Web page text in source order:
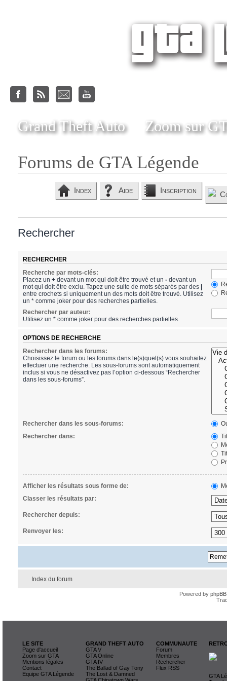
Grand Theft Auto Zoom sur
Forums de GTA Légende
Index Aide Inscription
Rechercher
RECHERCHER
Recherche par mots-clés:
Placez un +devant un mot qui doit être trouvé et un -devant un
mot qui doit être exclu. Tapez une suite de mots séparés par des
entre crochets si uniquement un des mots doit être trouvé. Utilisez
un * comme joker pour des recherches partielles.
Rechercher par auteur:
Utilisez un * comme joker pour des recherches partielles.
OPTIONS DE RECHERCHE
Rechercher dans les forums:
Choisissez le forum ou les forums dans le(s)quel(s) vous souhaitez
effectuer une recherche. Les sous-forums sont automatiquement
inclus si vous ne désactivez pas l’option ci-dessous “Rechercher
dans les sous-forums”.
Rechercher dans les sous-forums:
Rechercher dans:
Afficher les résultats sous forme de:
Classer les résultats par:
Rechercher depuis:
Renvoyer les:
Index du forum
Powered by phpBB
LE SITE
Page d'accueil
Zoom sur GTA
Mentions légales
Contact
Equipe GTA Légende
GRAND THEFT AUTO
GTA V
GTA Online
GTA IV
The Ballad of Gay Tony
The Lost & Damned
COMMUNAUTE
Forum
Membres
Rechercher
Flux RSS
GTA